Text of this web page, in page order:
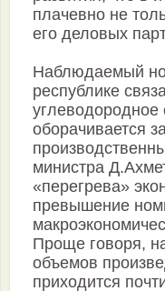
плачевно не
его деловых
Наблюдаемый
республике
углеводородное
оборачивается
министра
«перегрева»
превышение
Проще говоря,
объемов
приходится